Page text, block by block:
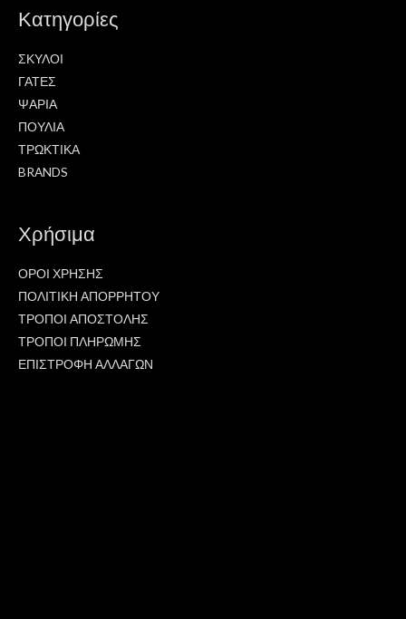
Κατηγορίες
ΣΚΥΛΟΙ
ΓΑΤΕΣ
ΨΑΡΙΑ
ΠΟΥΛΙΑ
ΤΡΩΚΤΙΚΑ
BRANDS
Χρήσιμα
ΟΡΟΙ ΧΡΗΣΗΣ
ΠΟΛΙΤΙΚΗ ΑΠΟΡΡΗΤΟΥ
ΤΡΟΠΟΙ ΑΠΟΣΤΟΛΗΣ
ΤΡΟΠΟΙ ΠΛΗΡΩΜΗΣ
ΕΠΙΣΤΡΟΦΗ ΑΛΛΑΓΩΝ